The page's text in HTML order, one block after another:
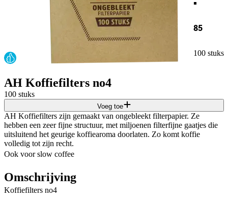
85
100 stuks
AH Koffiefilters no4
100 stuks
Voeg toe
AH Koffiefilters zijn gemaakt van ongebleekt filterpapier. Ze
hebben een zeer fijne structuur, met miljoenen filterfijne gaatjes die
uitsluitend het geurige koffiearoma doorlaten. Zo komt koffie
volledig tot zijn recht.
Ook voor slow coffee
Omschrijving
Koffiefilters no4